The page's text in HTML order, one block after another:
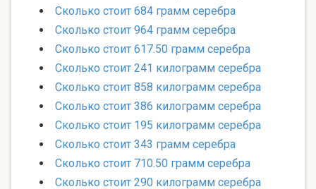
Сколько стоит 684 грамм серебра
Сколько стоит 964 грамм серебра
Сколько стоит 617.50 грамм серебра
Сколько стоит 241 килограмм серебра
Сколько стоит 858 килограмм серебра
Сколько стоит 386 килограмм серебра
Сколько стоит 195 килограмм серебра
Сколько стоит 343 грамм серебра
Сколько стоит 710.50 грамм серебра
Сколько стоит 290 килограмм серебра